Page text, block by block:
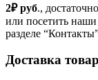
2₽ руб.,
или посетить
разделе
Доставка